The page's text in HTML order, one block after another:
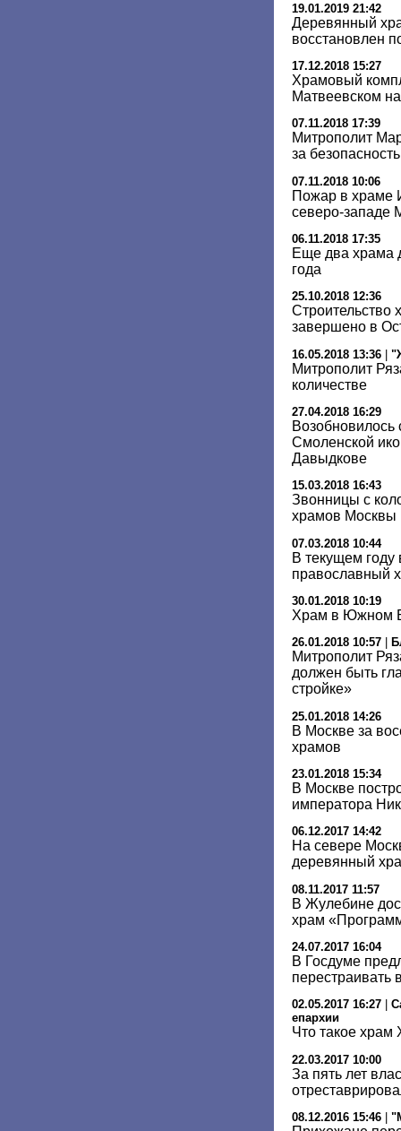
19.01.2019 21:42
Деревянный
восстановлен
17.12.2018 15:27
Храмовый
Матвеевском
07.11.2018 17:39
Митрополит
за
07.11.2018 10:06
Пожар в храме
северо-западе
06.11.2018 17:35
Еще два храма
года
25.10.2018 12:36
Строительство
завершено в
16.05.2018 13:36 |
Митрополит
количестве
27.04.2018 16:29
Возобновилось
Смоленской
Давыдкове
15.03.2018 16:43
Звонницы с
храмов Москвы
07.03.2018 10:44
В текущем
православный
30.01.2018 10:19
Храм в Южном
26.01.2018 10:57
Митрополит
должен быть
стройке»
25.01.2018 14:26
В Москве за
храмов
23.01.2018 15:34
В Москве
императора
06.12.2017 14:42
На севере
деревянный
08.11.2017 11:57
В Жулебине
храм
24.07.2017 16:04
В Госдуме
перестраивать
02.05.2017 16:27
епархии
Что такое храм
22.03.2017 10:00
За пять лет
08.12.2016 15:46